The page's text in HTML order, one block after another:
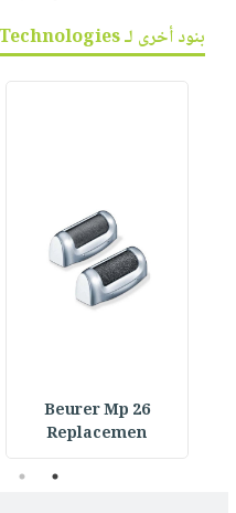
بنود أخرى لـ Digital Technologies :
Beurer Mp 26
Replacemen
1
2